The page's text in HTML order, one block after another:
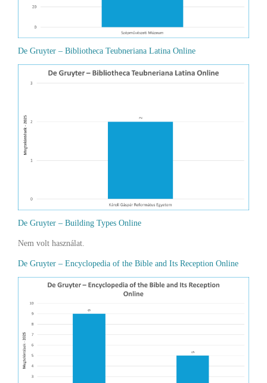
De Gruyter – Bibliotheca Teubneriana Latina Online
De Gruyter – Building Types Online
Nem volt használat.
De Gruyter – Encyclopedia of the Bible and Its Reception Online